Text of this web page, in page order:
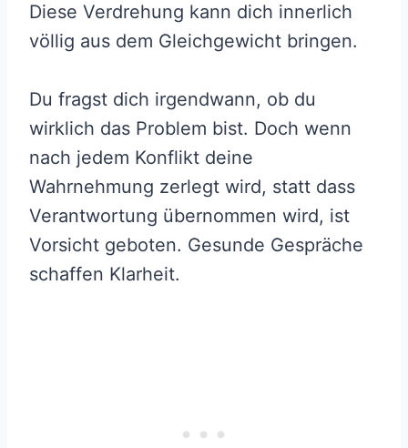
Diese Verdrehung kann dich innerlich
völlig aus dem Gleichgewicht bringen.
Du fragst dich irgendwann, ob du
wirklich das Problem bist. Doch wenn
nach jedem Konflikt deine
Wahrnehmung zerlegt wird, statt dass
Verantwortung übernommen wird, ist
Vorsicht geboten. Gesunde Gespräche
schaffen Klarheit.